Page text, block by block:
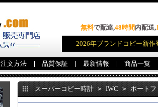
無料で配達,48時間 内配送,
2026年ブランドコピー新作
注文方法 品質保証 最新情報 商品一覧
スーパーコピー時計 > IWC > ポートフ